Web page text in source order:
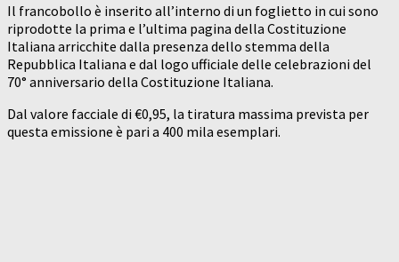
Il francobollo è inserito all’interno di un foglietto in cui sono
riprodotte la prima e l’ultima pagina della Costituzione
Italiana arricchite dalla presenza dello stemma della
Repubblica Italiana e dal logo ufficiale delle celebrazioni del
70° anniversario della Costituzione Italiana.
Dal valore facciale di €0,95, la tiratura massima prevista per
questa emissione è pari a 400 mila esemplari.